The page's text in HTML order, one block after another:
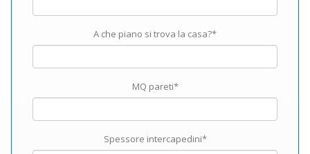
A che piano si trova la casa?*
MQ pareti*
Spessore intercapedini*